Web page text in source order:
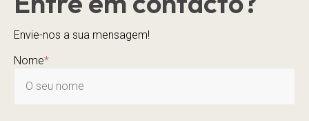
Envie-nos a sua mensagem!
Nome*